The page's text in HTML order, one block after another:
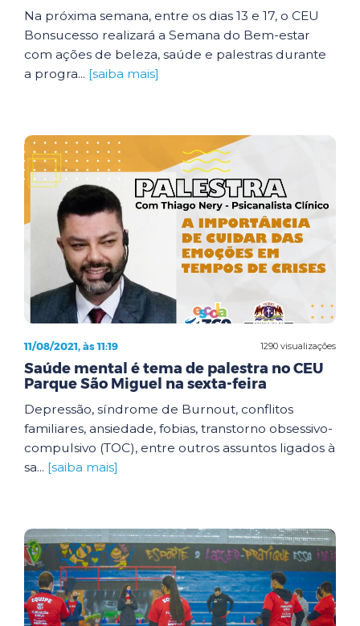
Na próxima semana, entre os dias 13 e 17, o CEU
Bonsucesso realizará a Semana do Bem-estar
com ações de beleza, saúde e palestras durante
a progra... [saiba mais]
1290 visualizações
11/08/2021, às 11:19
Saúde mental é tema de palestra no CEU
Parque São Miguel na sexta-feira
Depressão, síndrome de Burnout, conflitos
familiares, ansiedade, fobias, transtorno obsessivo-
compulsivo (TOC), entre outros assuntos ligados à
sa... [saiba mais]